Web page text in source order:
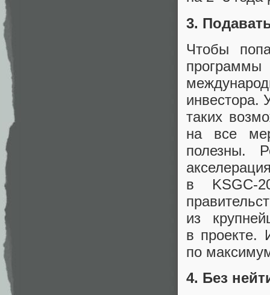
3.
Чтобы
инвестора.
таких
на все
полезны.
в KSGC-
из
в проекте.
по
4. Без